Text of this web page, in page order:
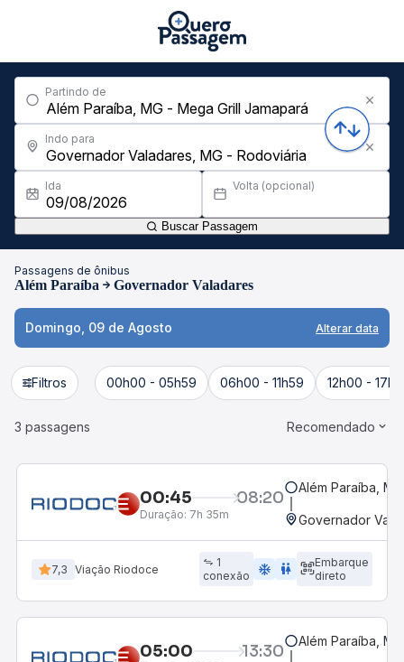
Partindo de
Indo para
Ida Volta (opcional)
Buscar Passagem
Passagens de ônibus
Além Paraíba Governador Valadares
Domingo, 09 de Agosto Alterar data
Filtros 00h00 - 05h59 06h00 - 11h59 12h00 -
3 passagens Recomendado
00:45 08:20
Duração: 7h 35m
Além Paraíba,
Governador
7,3 Viação Riodoce
1
conexão
ac_unit wc
Embarque
direto
05:00 13:30 Além Paraíba,